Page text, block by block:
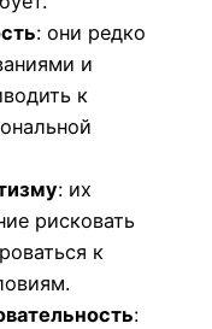
: они редко
и
к
: их
рисковать
к
: